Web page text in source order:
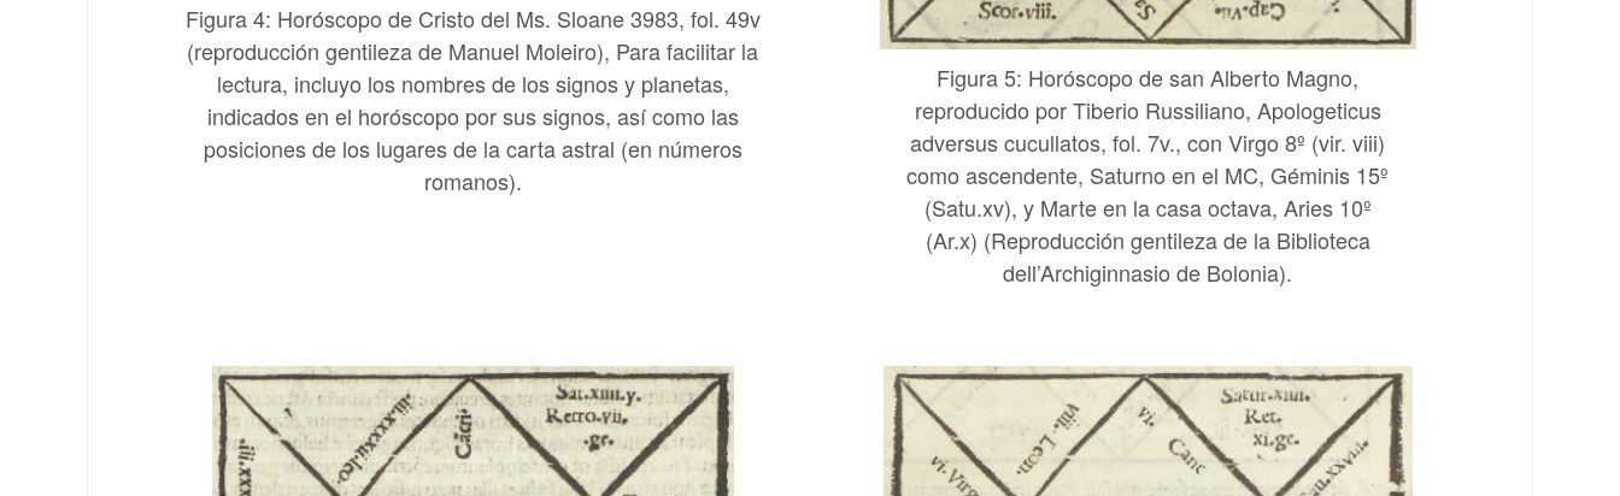
Figura 4: Horóscopo de Cristo del Ms. Sloane 3983, fol. 49v
(reproducción gentileza de Manuel Moleiro), Para facilitar la
lectura, incluyo los nombres de los signos y planetas,
indicados en el horóscopo por sus signos, así como las
posiciones de los lugares de la carta astral (en números
romanos).
Figura 5: Horóscopo de san Alberto Magno,
reproducido por Tiberio Russiliano, Apologeticus
adversus cucullatos, fol. 7v., con Virgo 8º (vir. viii)
como ascendente, Saturno en el MC, Géminis 15º
(Satu.xv), y Marte en la casa octava, Aries 10º
(Ar.x) (Reproducción gentileza de la Biblioteca
dell’Archiginnasio de Bolonia).